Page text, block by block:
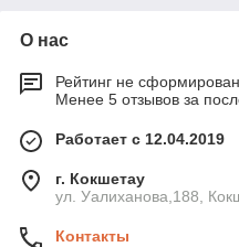
О нас
Рейтинг не сформирован
Менее 5 отзывов за
Работает с 12.04.2019
г. Кокшетау
ул. Уалиханова,188,
Контакты